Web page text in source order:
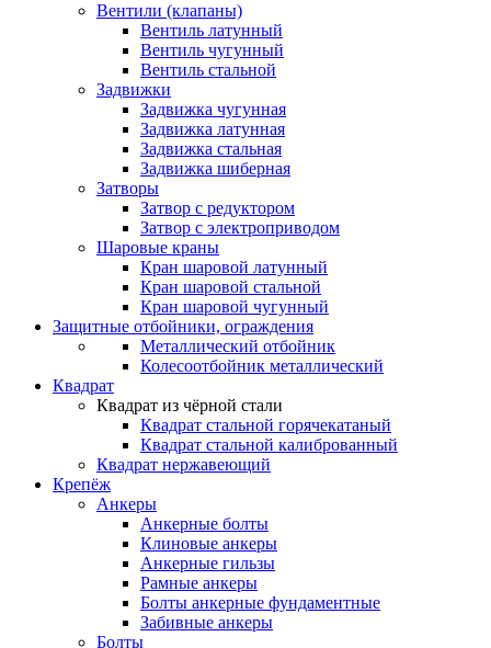
Вентили (клапаны)
Вентиль латунный
Вентиль чугунный
Вентиль стальной
Задвижки
Задвижка чугунная
Задвижка латунная
Задвижка стальная
Задвижка шиберная
Затворы
Затвор с редуктором
Затвор с электроприводом
Шаровые краны
Кран шаровой латунный
Кран шаровой стальной
Кран шаровой чугунный
Защитные отбойники, ограждения
Металлический отбойник
Колесоотбойник металлический
Квадрат
Квадрат из чёрной стали
Квадрат стальной горячекатаный
Квадрат стальной калиброванный
Квадрат нержавеющий
Крепёж
Анкеры
Анкерные болты
Клиновые анкеры
Анкерные гильзы
Рамные анкеры
Болты анкерные фундаментные
Забивные анкеры
Болты